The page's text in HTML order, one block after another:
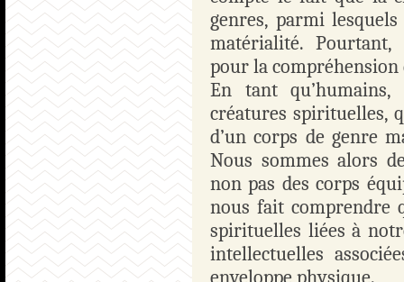
genres, parmi
matérialité.
pour la compréhension
En tant
créatures spirituelles,
d’un corps de genre
Nous sommes alors
non pas des corps
nous fait comprendre
spirituelles liées à
intellectuelles
enveloppe physique.